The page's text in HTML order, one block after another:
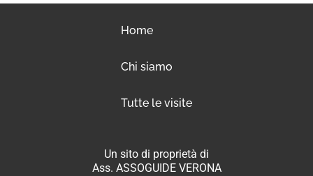
Home
Chi siamo
Tutte le visite
Un sito di proprietà di
Ass. ASSOGUIDE VERONA